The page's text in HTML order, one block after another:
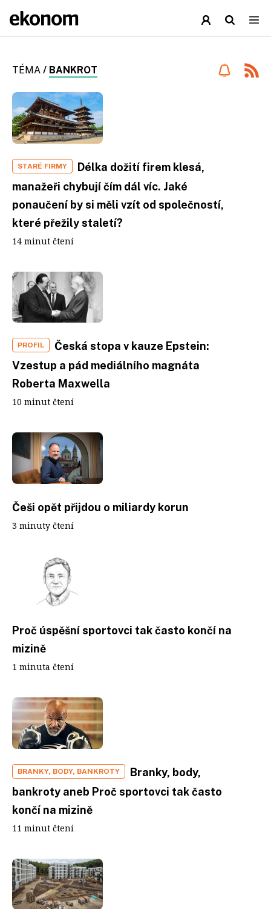
TÉMA / BANKROT
STARÉ FIRMY
Délka dožití firem klesá,
manažeři chybují čím dál víc. Jaké
ponaučení by si měli vzít od společností,
které přežily staletí?
14 minut čtení
PROFIL
Česká stopa v kauze Epstein:
Vzestup a pád mediálního magnáta
Roberta Maxwella
10 minut čtení
Češi opět přijdou o miliardy korun
3 minuty čtení
Proč úspěšní sportovci tak často končí na
mizině
1 minuta čtení
BRANKY, BODY, BANKROTY
Branky, body,
bankroty aneb Proč sportovci tak často
končí na mizině
11 minut čtení